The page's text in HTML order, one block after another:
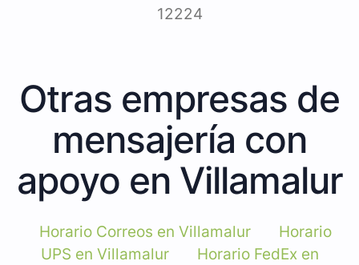
12224
Otras empresas de
mensajería con
apoyo en Villamalur
Horario Correos en Villamalur
Horario
UPS en Villamalur
Horario FedEx en